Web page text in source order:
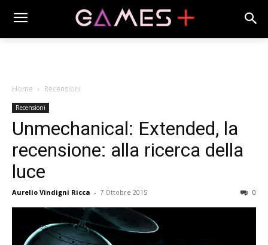
Home Recensioni
Recensioni
Unmechanical: Extended, la
recensione: alla ricerca della
luce
Aurelio Vindigni Ricca - 7 Ottobre 2015 0